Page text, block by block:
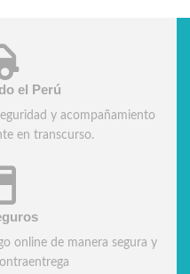
el Perú
y acompañamiento
en transcurso.
online de manera segura y